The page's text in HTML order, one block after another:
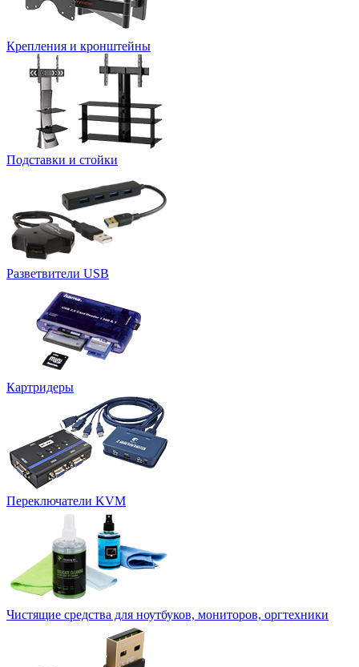
Крепления и кронштейны
Подставки и стойки
Разветвители USB
Картридеры
Переключатели KVM
Чистящие средства для ноутбуков, мониторов, оргтехники